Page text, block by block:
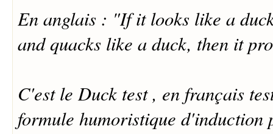
En anglais : "If it looks like a
and quacks like a duck, then it
C'est le Duck test, en français
formule humoristique d'induction